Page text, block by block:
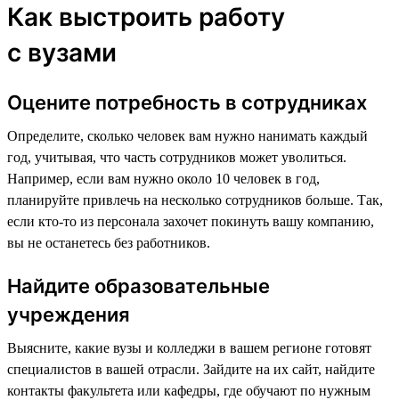
Как выстроить работу
с вузами
Оцените потребность в сотрудниках
Определите, сколько человек вам нужно нанимать каждый
год, учитывая, что часть сотрудников может уволиться.
Например, если вам нужно около 10 человек в год,
планируйте привлечь на несколько сотрудников больше. Так,
если кто-то из персонала захочет покинуть вашу компанию,
вы не останетесь без работников.
Найдите образовательные
учреждения
Выясните, какие вузы и колледжи в вашем регионе готовят
специалистов в вашей отрасли. Зайдите на их сайт, найдите
контакты факультета или кафедры, где обучают по нужным